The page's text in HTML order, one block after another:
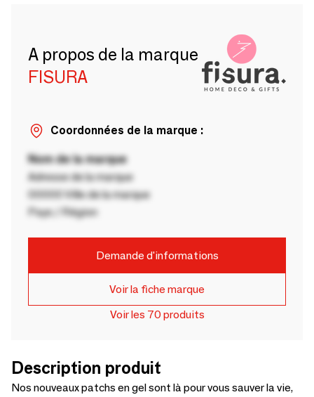
A propos de la marque
FISURA
Coordonnées de la marque :
Nom de la marque
Adresse de la marque
00000 Ville de la marque
Pays / Région
Demande d'informations
Voir la fiche marque
Voir les 70 produits
Description produit
Nos nouveaux patchs en gel sont là pour vous sauver la vie,